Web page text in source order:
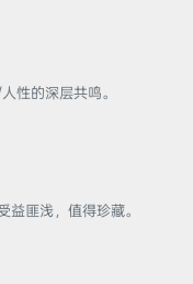
性的深层共鸣。
益匪浅，值得珍藏。